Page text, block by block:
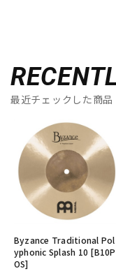
最近チェックした商品
Byzance Traditional Pol
yphonic Splash 10 [B10P
OS]